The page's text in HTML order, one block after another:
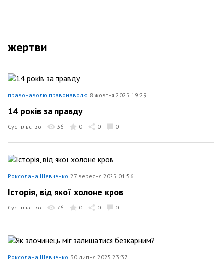
жертви
правонаволю правонаволю 8 жовтня 2025 19:29
14 років за правду
Суспільство 36 0 0 0
Роксолана Шевченко 27 вересня 2025 01:56
Історія, від якої холоне кров
Суспільство 76 0 0 0
Роксолана Шевченко 30 липня 2025 23:37